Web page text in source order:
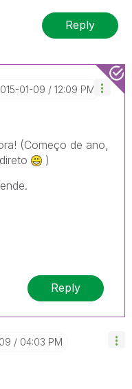
Reply
01-09 12:09 PM
(Começo de ano,
)
Reply
04:03 PM